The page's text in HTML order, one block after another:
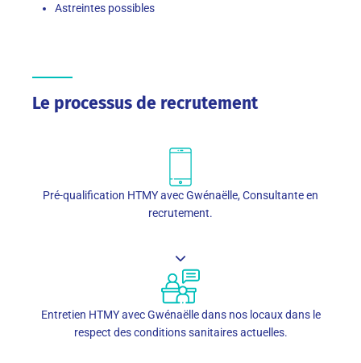
Astreintes possibles
Le processus de recrutement
Pré-qualification HTMY avec Gwénaëlle, Consultante en
recrutement.
Entretien HTMY avec Gwénaëlle dans nos locaux dans le
respect des conditions sanitaires actuelles.